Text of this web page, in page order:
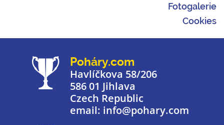
Fotogalerie
Cookies
Poháry.com
Havlíčkova 58/206
586 01 Jihlava
Czech Republic
email: info@pohary.com